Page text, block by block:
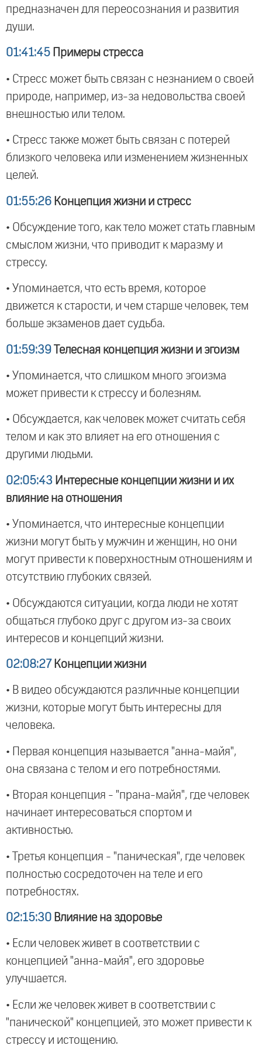
предназначен для переосознания и развития
души.
01:41:45 Примеры стресса
• Стресс может быть связан с незнанием о своей
природе, например, из-за недовольства своей
внешностью или телом.
• Стресс также может быть связан с потерей
близкого человека или изменением жизненных
целей.
01:55:26 Концепция жизни и стресс
• Обсуждение того, как тело может стать главным
смыслом жизни, что приводит к маразму и
стрессу.
• Упоминается, что есть время, которое
движется к старости, и чем старше человек, тем
больше экзаменов дает судьба.
01:59:39 Телесная концепция жизни и эгоизм
• Упоминается, что слишком много эгоизма
может привести к стрессу и болезням.
• Обсуждается, как человек может считать себя
телом и как это влияет на его отношения с
другими людьми.
02:05:43 Интересные концепции жизни и их
влияние на отношения
• Упоминается, что интересные концепции
жизни могут быть у мужчин и женщин, но они
могут привести к поверхностным отношениям и
отсутствию глубоких связей.
• Обсуждаются ситуации, когда люди не хотят
общаться глубоко друг с другом из-за своих
интересов и концепций жизни.
02:08:27 Концепции жизни
• В видео обсуждаются различные концепции
жизни, которые могут быть интересны для
человека.
• Первая концепция называется "анна-майя",
она связана с телом и его потребностями.
• Вторая концепция - "прана-майя", где человек
начинает интересоваться спортом и
активностью.
• Третья концепция - "паническая", где человек
полностью сосредоточен на теле и его
потребностях.
02:15:30 Влияние на здоровье
• Если человек живет в соответствии с
концепцией "анна-майя", его здоровье
улучшается.
• Если же человек живет в соответствии с
"панической" концепцией, это может привести к
стрессу и истощению.